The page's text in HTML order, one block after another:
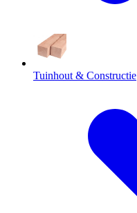
Tuinhout & Constructie